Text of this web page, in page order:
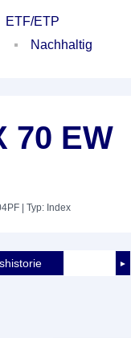
ETF/ETP
Nachhaltig
70 EW
| Typ: Index
►